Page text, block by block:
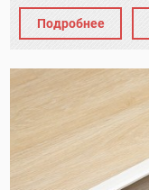
Подробнее